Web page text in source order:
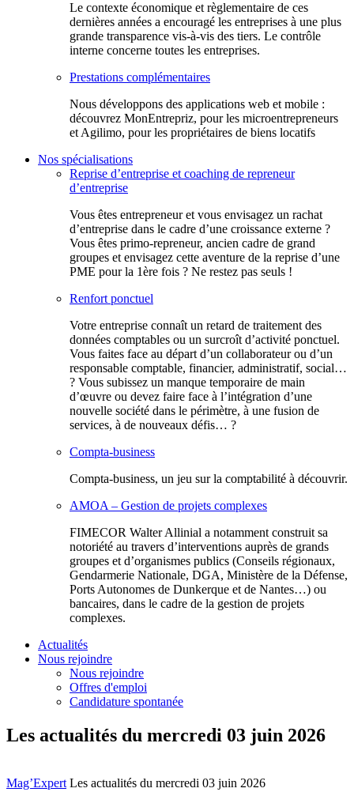
Le contexte économique et règlementaire de ces
dernières années a encouragé les entreprises à une plus
grande transparence vis-à-vis des tiers. Le contrôle
interne concerne toutes les entreprises.
Prestations complémentaires
Nous développons des applications web et mobile :
découvrez MonEntrepriz, pour les microentrepreneurs
et Agilimo, pour les propriétaires de biens locatifs
Nos spécialisations
Reprise d’entreprise et coaching de repreneur
d’entreprise
Vous êtes entrepreneur et vous envisagez un rachat
d’entreprise dans le cadre d’une croissance externe ?
Vous êtes primo-repreneur, ancien cadre de grand
groupes et envisagez cette aventure de la reprise d’une
PME pour la 1ère fois ? Ne restez pas seuls !
Renfort ponctuel
Votre entreprise connaît un retard de traitement des
données comptables ou un surcroît d’activité ponctuel.
Vous faites face au départ d’un collaborateur ou d’un
responsable comptable, financier, administratif, social…
? Vous subissez un manque temporaire de main
d’œuvre ou devez faire face à l’intégration d’une
nouvelle société dans le périmètre, à une fusion de
services, à de nouveaux défis… ?
Compta-business
Compta-business, un jeu sur la comptabilité à découvrir.
AMOA – Gestion de projets complexes
FIMECOR Walter Allinial a notamment construit sa
notoriété au travers d’interventions auprès de grands
groupes et d’organismes publics (Conseils régionaux,
Gendarmerie Nationale, DGA, Ministère de la Défense,
Ports Autonomes de Dunkerque et de Nantes…) ou
bancaires, dans le cadre de la gestion de projets
complexes.
Actualités
Nous rejoindre
Nous rejoindre
Offres d'emploi
Candidature spontanée
Les actualités du mercredi 03 juin 2026
Mag’Expert Les actualités du mercredi 03 juin 2026